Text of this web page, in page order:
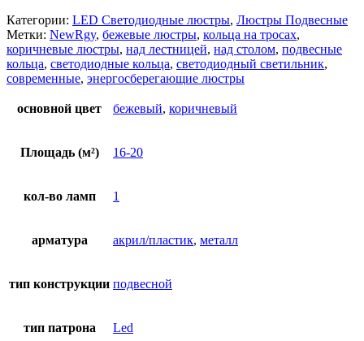
Категории: LED Светодиодные люстры, Люстры Подвесные
Метки: NewRgy, бежевые люстры, кольца на тросах,
коричневые люстры, над лестницей, над столом, подвесные
кольца, светодиодные кольца, светодиодный светильник,
современные, энергосберегающие люстры
основной цвет бежевый, коричневый
Площадь (м²) 16-20
кол-во ламп 1
арматура акрил/пластик, металл
тип конструкции подвесной
тип патрона Led